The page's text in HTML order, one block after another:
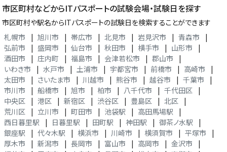
市区町村などからITパスポートの試験会場・試験日を探す
市区町村や駅名からITパスポートの試験日を検索することができます
札幌市
| 旭川市 | 帯広市 | 北見市 | 岩見沢市 | 青森市
|
弘前市
| 盛岡市 | 仙台市 | 秋田市 | 横手市 | 山形市
|
酒田市
| 庄内町 | 福島市 | 会津若松市 | 郡山市
|
いわき市
| 水戸市 | 土浦市 | 宇都宮市 | 前橋市 | 高崎市
|
太田市
| さいたま市 | 川越市 | 熊谷市 | 越谷市 | 千葉市
|
市川市
| 船橋市 | 旭市 | 柏市 | 八千代市 | 千代田区
|
中央区
| 港区 | 新宿区 | 渋谷区 | 豊島区 | 北区
|
荒川区
| 立川市 | 町田市 | 池袋駅 | 高田馬場駅
|
西日暮里駅
| 日暮里駅 | 田町駅 | 神田駅 | 御茶ノ水駅
|
銀座駅
| 代々木駅 | 横浜市 | 川崎市 | 横須賀市 | 平塚市
|
厚木市
| 新潟市 | 長岡市 | 富山市 | 高岡市 | 金沢市
|